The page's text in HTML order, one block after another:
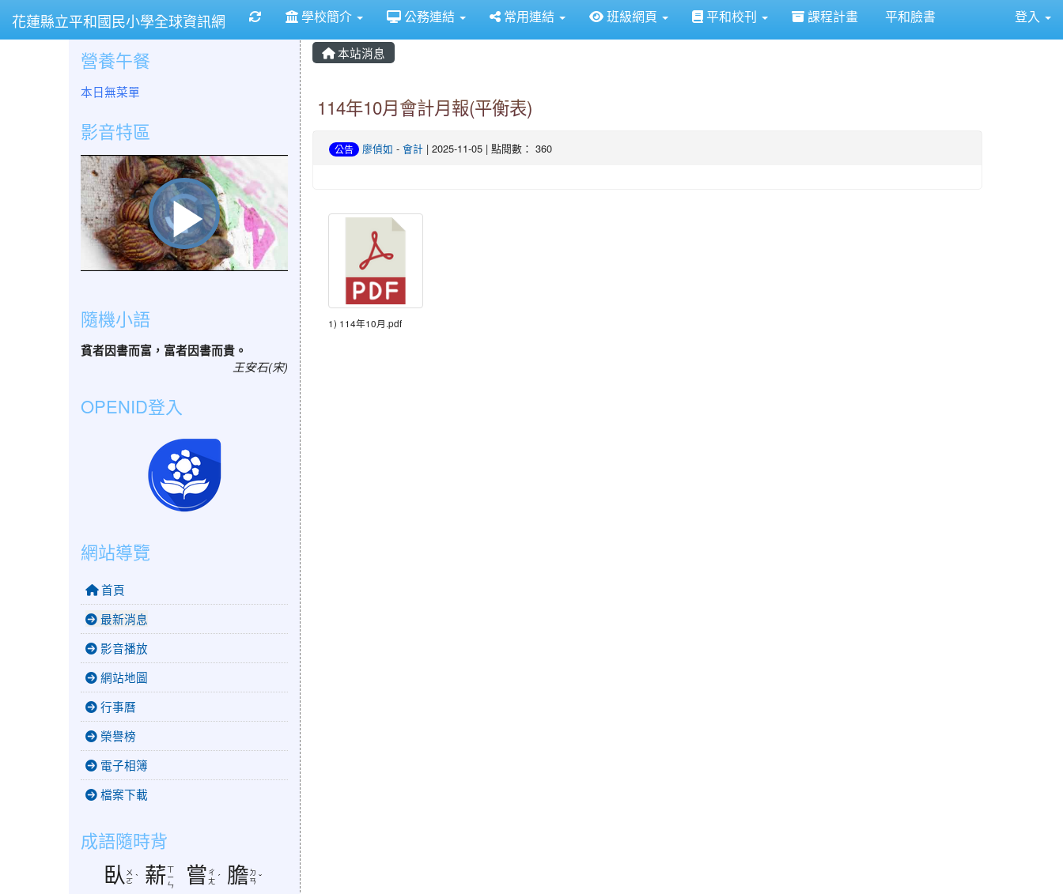
花蓮縣立平和國民小學全球資訊網 重新取得佈景設定
學校簡介 公務連結 常用連結 班級網頁 平和校刊 課程計畫 平和臉書 登入
本站消息
114年10月會計月報(平衡表)
公告 廖偵如 - 會計| 2025-11-05 | 點閱數： 360
1) 114年10月.pdf
營養午餐
本日無菜單
影音特區
訊
播
放
器
正
在
載
播
放
片
隨機小語
貧者因書而富，富者因書而貴。
王安石(宋)
OPENID登入
網站導覽
首頁
最新消息
影音播放
網站地圖
行事曆
榮譽榜
電子相簿
檔案下載
成語隨時背
臥 ㄨ
ㄛ ˋ 薪ㄒ
ㄧ
ㄣ
嘗 ㄔ
ㄤ ˊ 膽 ㄉ
ㄢ ˇ